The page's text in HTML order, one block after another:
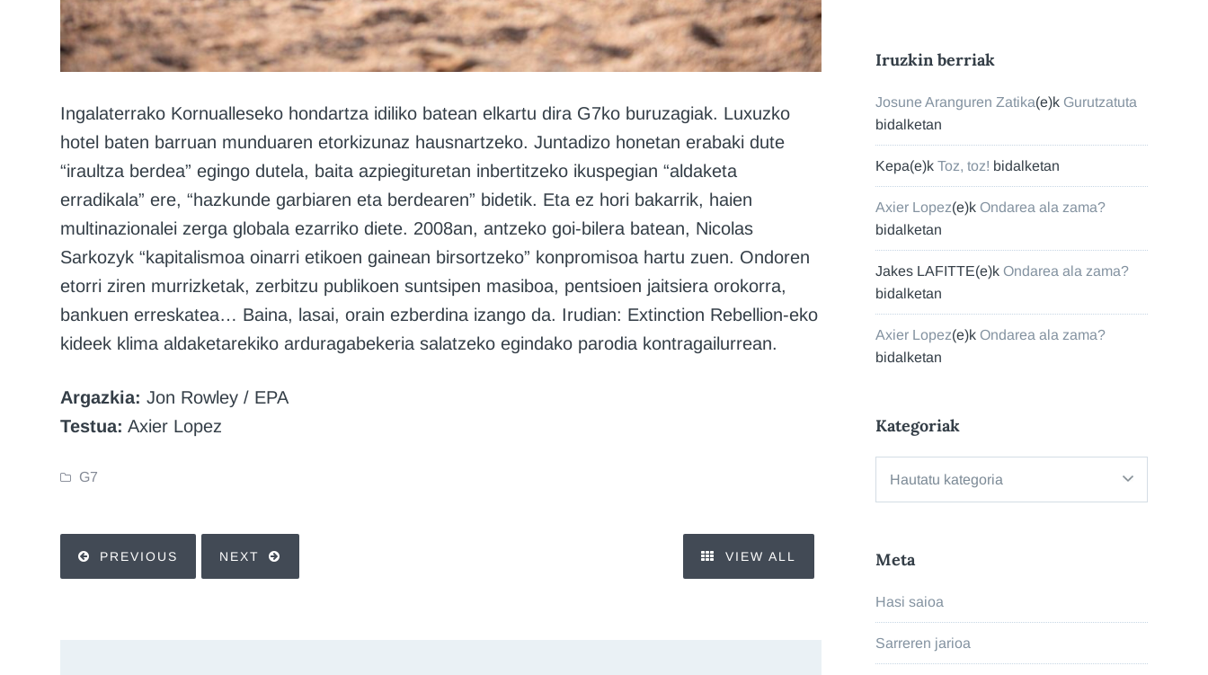
Ingalaterrako Kornualleseko hondartza idiliko batean elkartu dira G7ko buruzagiak. Luxuzko
hotel baten barruan munduaren etorkizunaz hausnartzeko. Juntadizo honetan erabaki dute
“iraultza berdea” egingo dutela, baita azpiegituretan inbertitzeko ikuspegian “aldaketa
erradikala” ere, “hazkunde garbiaren eta berdearen” bidetik. Eta ez hori bakarrik, haien
multinazionalei zerga globala ezarriko diete. 2008an, antzeko goi-bilera batean, Nicolas
Sarkozyk “kapitalismoa oinarri etikoen gainean birsortzeko” konpromisoa hartu zuen. Ondoren
etorri ziren murrizketak, zerbitzu publikoen suntsipen masiboa, pentsioen jaitsiera orokorra,
bankuen erreskatea… Baina, lasai, orain ezberdina izango da. Irudian: Extinction Rebellion-eko
kideek klima aldaketarekiko arduragabekeria salatzeko egindako parodia kontragailurrean.
Argazkia: Jon Rowley / EPA
Testua: Axier Lopez
G7
PREVIOUS NEXT VIEW ALL
Iruzkin berriak
Josune Aranguren Zatika(e)k Gurutzatuta
bidalketan
Kepa(e)kToz, toz! bidalketan
Axier Lopez(e)kOndarea ala zama?
bidalketan
Jakes LAFITTE(e)kOndarea ala zama?
bidalketan
Axier Lopez(e)kOndarea ala zama?
bidalketan
Kategoriak
Meta
Hasi saioa
Sarreren jarioa